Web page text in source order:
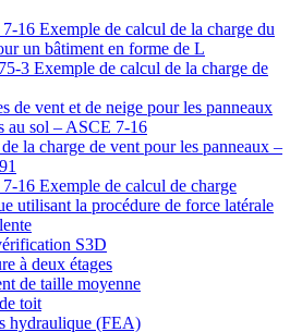
16 Exemple de calcul de la charge du
un bâtiment en forme de L
3 Exemple de calcul de la charge de
de vent et de neige pour les panneaux
au sol – ASCE 7-16
la charge de vent pour les panneaux –
16 Exemple de calcul de charge
utilisant la procédure de force latérale
S3D
à deux étages
de taille moyenne
toit
hydraulique (FEA)